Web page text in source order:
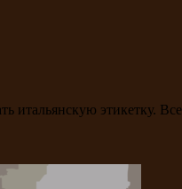
итальянскую этикетку.